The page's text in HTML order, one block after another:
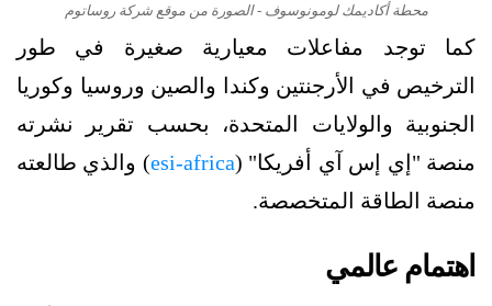
محطة أكاديمك لومونوسوف - الصورة من موقع شركة روساتوم
كما توجد مفاعلات معيارية صغيرة في طور
الترخيص في الأرجنتين وكندا والصين وروسيا وكوريا
الجنوبية والولايات المتحدة، بحسب تقرير نشرته
منصة "إي إس آي أفريكا" (esi-africa) والذي طالعته
منصة الطاقة المتخصصة.
اهتمام عالمي